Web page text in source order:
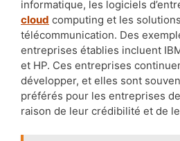
informatique, les logiciels
cloud computing et les
télécommunication. Des
entreprises établies incluent
et HP. Ces entreprises
développer, et elles sont
préférés pour les entreprises
raison de leur crédibilité et de